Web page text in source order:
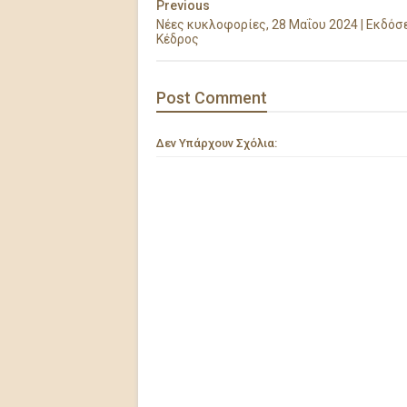
Previous
Νέες κυκλοφορίες, 28 Μαΐου 2024 |
Κέδρος
Post Comment
Δεν Υπάρχουν Σχόλια: